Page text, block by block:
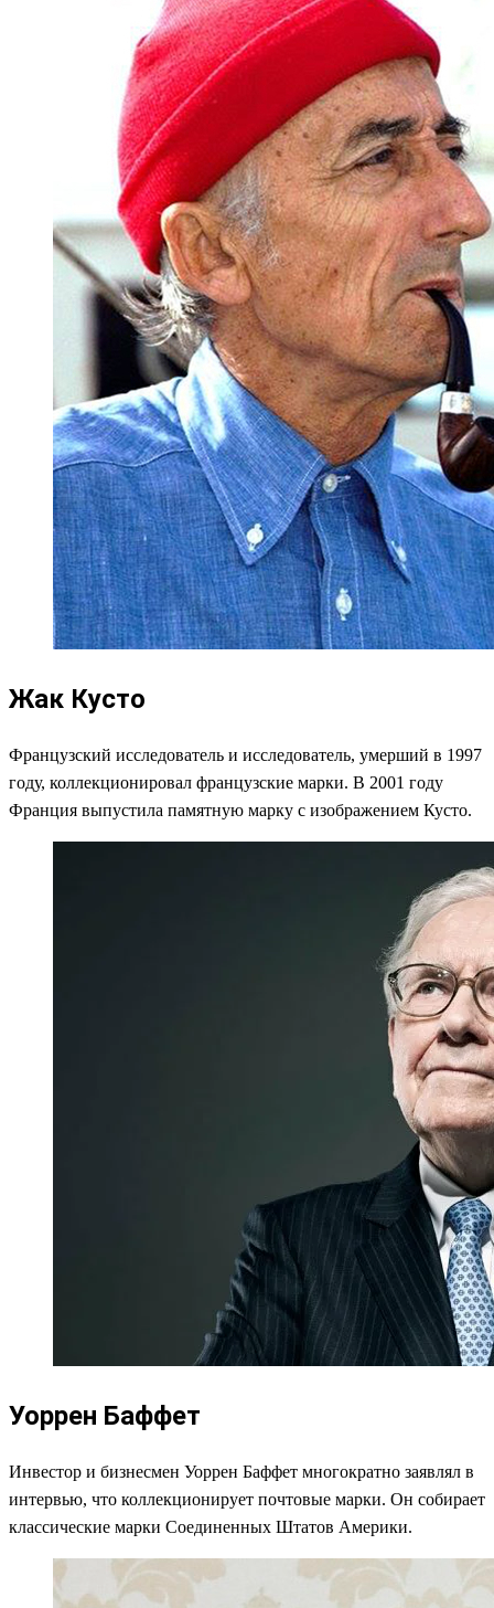
Жак Кусто
Французский исследователь и исследователь, умерший в 1997
году, коллекционировал французские марки. В 2001 году
Франция выпустила памятную марку с изображением Кусто.
Уоррен Баффет
Инвестор и бизнесмен Уоррен Баффет многократно заявлял в
интервью, что коллекционирует почтовые марки. Он собирает
классические марки Соединенных Штатов Америки.